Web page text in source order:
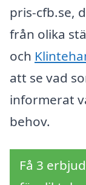
pris-cfb.se,
från olika
och
att se vad
informerat
behov.
Få 3